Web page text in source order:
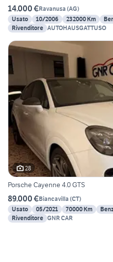
14.000 €Ravanusa (AG)
Usato
10/2006 232000 Km
Rivenditore AUTOHAUSGATTUSO
28
Porsche Cayenne 4.0 GTS
89.000 €Biancavilla (CT)
Usato
05/2021 70000 Km
Rivenditore GNR CAR